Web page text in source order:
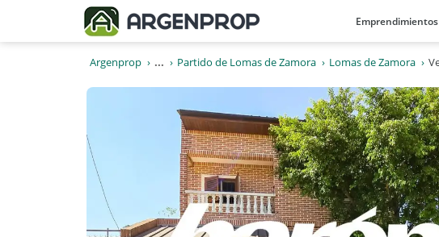
Emprendimientos
Argenprop ... Partido de Lomas de Zamora Lomas de Zamora